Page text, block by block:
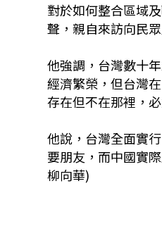
對於如何整合區域
聲，親自來訪向民
他強調，台灣數十
經濟繁榮，但台灣
存在但不在那裡，
他說，台灣全面實
要朋友，而中國實
柳向華)